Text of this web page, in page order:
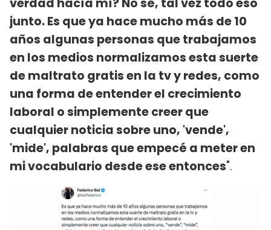
junto. Es que ya hace mucho más de 10
años algunas personas que trabajamos
en los medios normalizamos esta suerte
de maltrato gratis en la tv y redes, como
una forma de entender el crecimiento
laboral o simplemente creer que
cualquier noticia sobre uno, 'vende',
'mide', palabras que empecé a meter en
mi vocabulario desde ese entonces".